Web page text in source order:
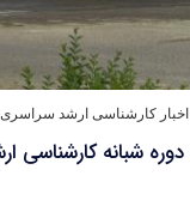
اخبار کارشناسی ارشد سراسری